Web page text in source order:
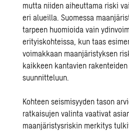
mutta niiden aiheuttama riski
eri alueilla. Suomessa
tarpeen huomioida vain
erityiskohteissa, kun taas
voimakkaan maanjäristyksen
kaikkeen kantavien
suunnitteluun.
Kohteen seismisyyden tason
ratkaisujen valinta vaativat
maanjäristysriskin merkitys